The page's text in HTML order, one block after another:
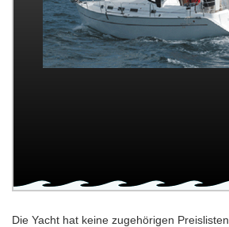
Die Yacht hat keine zugehörigen Preislisten.